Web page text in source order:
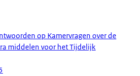
op Kamervragen over de
middelen voor het Tijdelijk